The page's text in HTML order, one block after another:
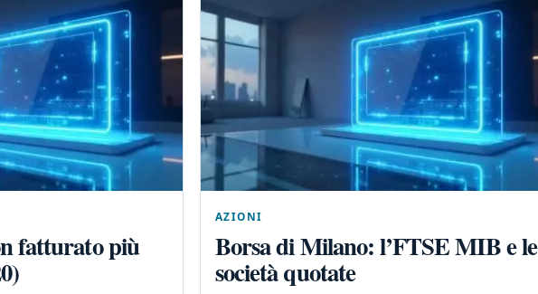
fatturato più
AZIONI
Borsa di Milano: l’FTSE MIB e le
società quotate